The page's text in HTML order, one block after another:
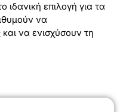
ιδανική επιλογή για τα
να
και να ενισχύσουν τη